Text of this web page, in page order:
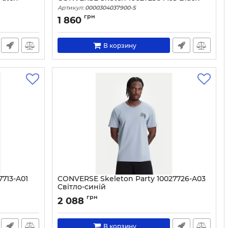
Артикул: 0000304037900-S
1 860 грн
В корзину
A01
CONVERSE Skeleton Party 10027726-A03
Світло-синій
Артикул: 0000305511072-S
2 088 грн
В корзину